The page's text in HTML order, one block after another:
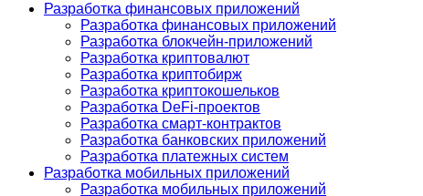
Разработка финансовых приложений
Разработка финансовых приложений
Разработка блокчейн-приложений
Разработка криптовалют
Разработка криптобирж
Разработка криптокошельков
Разработка DeFi-проектов
Разработка смарт-контрактов
Разработка банковских приложений
Разработка платежных систем
Разработка мобильных приложений
Разработка мобильных приложений